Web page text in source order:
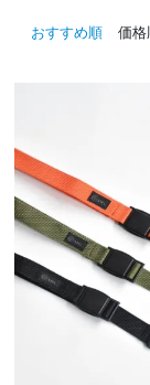
おすすめ順 価格